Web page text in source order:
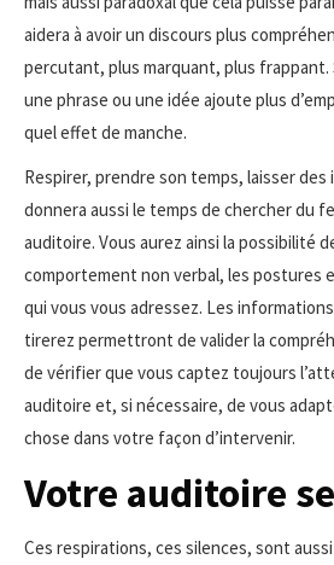
aidera à avoir un discours plus
percutant, plus marquant, plus frappant.
une phrase ou une idée ajoute plus
quel effet de manche.
Respirer, prendre son temps, laisser
donnera aussi le temps de chercher du
auditoire. Vous aurez ainsi la possibilité
comportement non verbal, les postures
qui vous vous adressez. Les
tirerez permettront de valider la
de vérifier que vous captez toujours
auditoire et, si nécessaire, de vous
chose dans votre façon d’intervenir.
Votre auditoire
Ces respirations, ces silences, sont